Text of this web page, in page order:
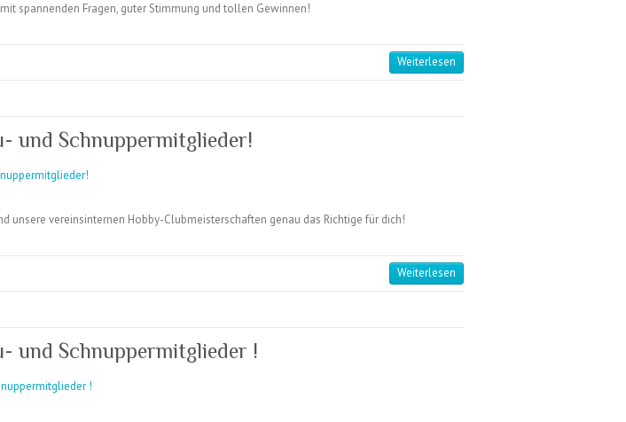
spannenden Fragen, guter Stimmung und tollen Gewinnen!
Weiterlesen
und Schnuppermitglieder!
unsere vereinsinternen Hobby-Clubmeisterschaften genau das Richtige für dich!
Weiterlesen
und Schnuppermitglieder !